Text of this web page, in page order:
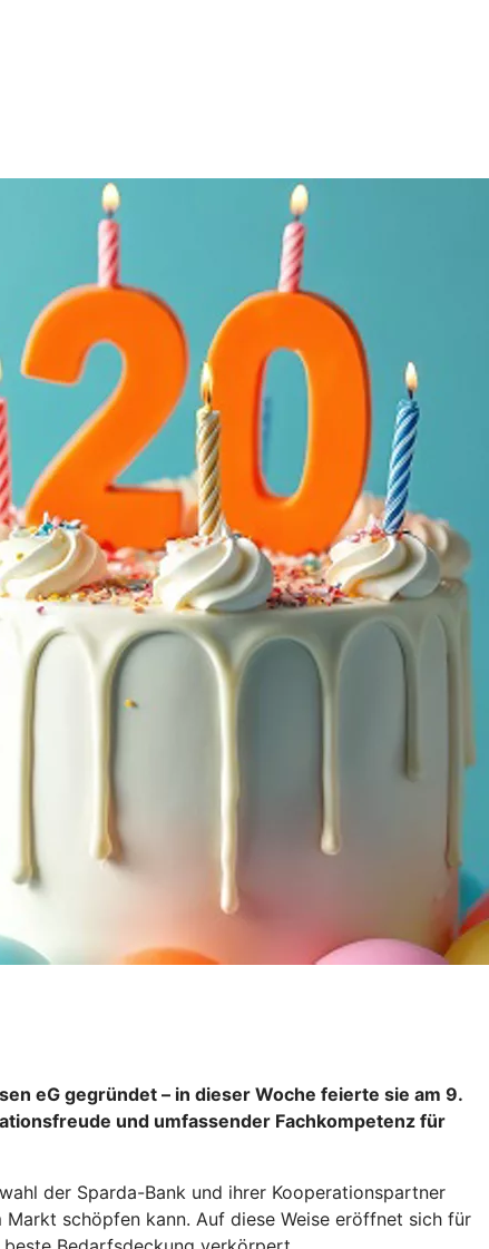
eG gegründet – in dieser Woche feierte sie am 9.
und umfassender Fachkompetenz für
der Sparda-Bank und ihrer Kooperationspartner
schöpfen kann. Auf diese Weise eröffnet sich für